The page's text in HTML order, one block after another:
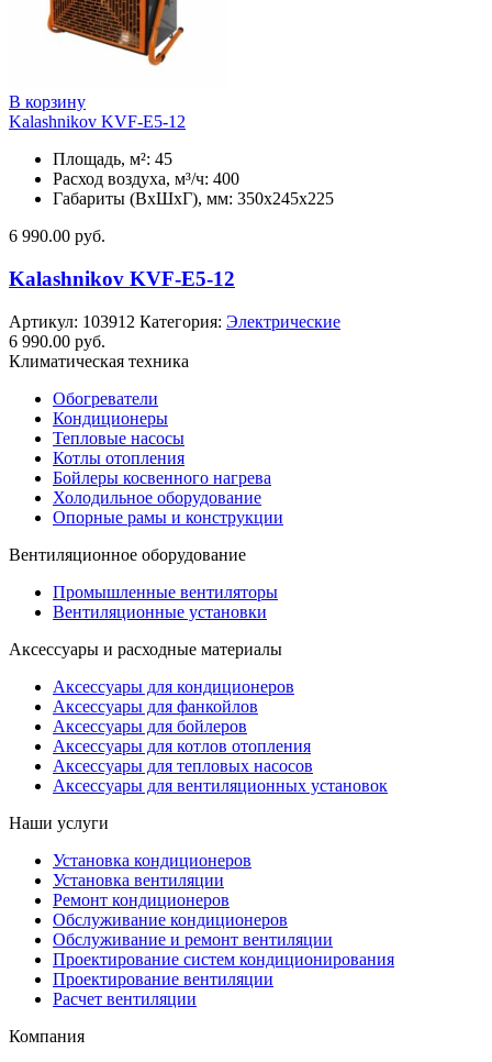
В корзину
Kalashnikov KVF-E5-12
Площадь, м²: 45
Расход воздуха, м³/ч: 400
Габариты (ВхШхГ), мм: 350x245x225
6 990.00 руб.
Kalashnikov KVF-E5-12
Артикул: 103912 Категория: Электрические
6 990.00 руб.
Климатическая техника
Обогреватели
Кондиционеры
Тепловые насосы
Котлы отопления
Бойлеры косвенного нагрева
Холодильное оборудование
Опорные рамы и конструкции
Вентиляционное оборудование
Промышленные вентиляторы
Вентиляционные установки
Аксессуары и расходные материалы
Аксессуары для кондиционеров
Аксессуары для фанкойлов
Аксессуары для бойлеров
Аксессуары для котлов отопления
Аксессуары для тепловых насосов
Аксессуары для вентиляционных установок
Наши услуги
Установка кондиционеров
Установка вентиляции
Ремонт кондиционеров
Обслуживание кондиционеров
Обслуживание и ремонт вентиляции
Проектирование систем кондиционирования
Проектирование вентиляции
Расчет вентиляции
Компания